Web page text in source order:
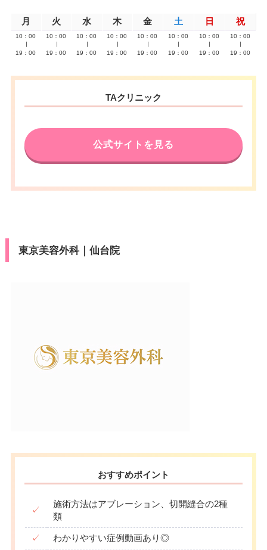
月 火 水 木 金 土 日 祝
10：00
19：00
10：00
19：00
10：00
19：00
10：00
19：00
10：00
19：00
10：00
19：00
10：00
19：00
10：00
19：00
TAクリニック
公式サイトを見る
東京美容外科｜仙台院
おすすめポイント
✓
施術方法はアブレーション、切開縫合の2種
類
✓ わかりやすい症例動画あり◎